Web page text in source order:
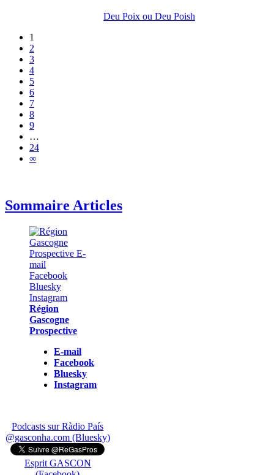
Deu Poix ou Deu Poish
1
2
3
4
5
6
7
8
9
…
24
∞
Sommaire Articles
Région
Gascogne
Prospective
E-mail
Facebook
Bluesky
Instagram
Podcasts sur Ràdio País
@gasconha.com (Bluesky)
Esprit GASCON